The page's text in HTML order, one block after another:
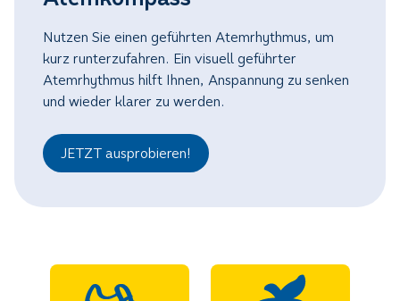
Nutzen Sie einen geführten Atemrhythmus, um
kurz runterzufahren. Ein visuell geführter
Atemrhythmus hilft Ihnen, Anspannung zu senken
und wieder klarer zu werden.
JETZT ausprobieren!